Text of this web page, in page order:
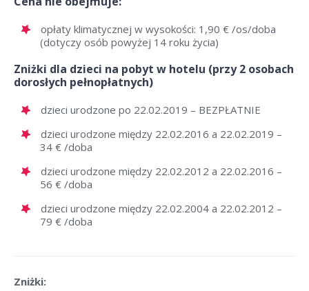
opłaty klimatycznej w wysokości: 1,90 € /os/doba
(dotyczy osób powyżej 14 roku życia)
Zniżki dla dzieci na pobyt w hotelu (przy 2 osobach
dorosłych pełnopłatnych)
dzieci urodzone po 22.02.2019 – BEZPŁATNIE
dzieci urodzone między 22.02.2016 a 22.02.2019 –
34 € /doba
dzieci urodzone między 22.02.2012 a 22.02.2016 –
56 € /doba
dzieci urodzone między 22.02.2004 a 22.02.2012 –
79 € /doba
Zniżki: